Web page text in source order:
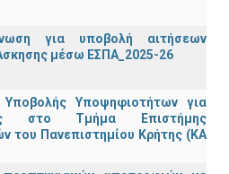
για υποβολή αιτήσεων
μέσω ΕΣΠΑ_2025-26
Υποβολής Υποψηφιοτήτων για
στο Τμήμα Επιστήμης
του Πανεπιστημίου Κρήτης (ΚΑ